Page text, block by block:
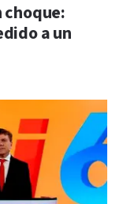
choque:
a un